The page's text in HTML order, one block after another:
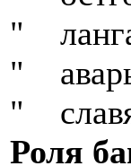
"
"
"
Роля